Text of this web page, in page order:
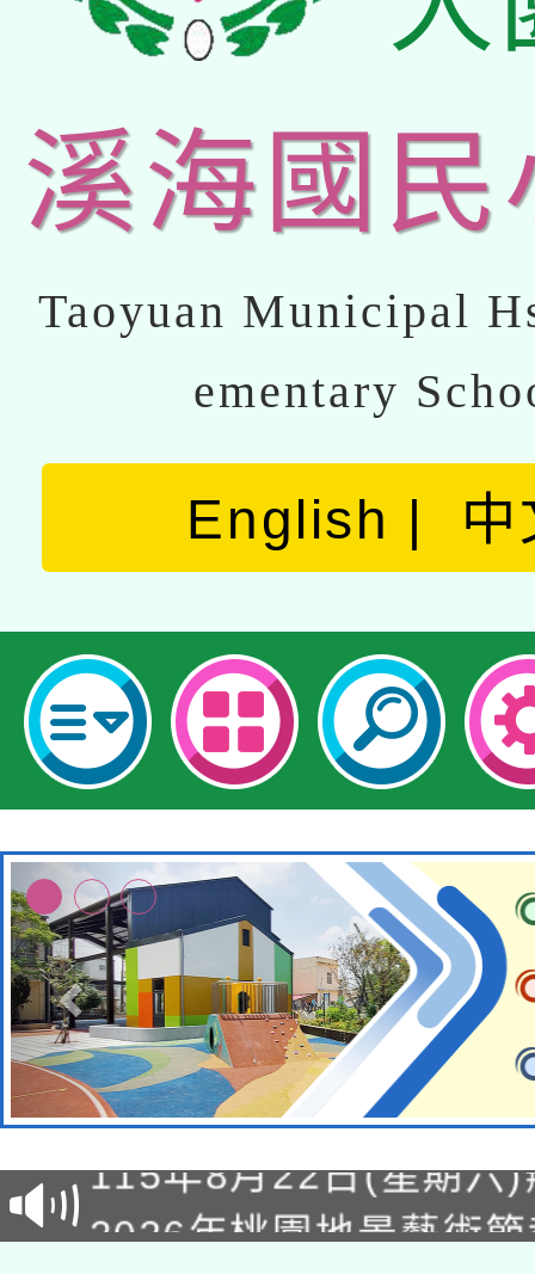
溪海國民
Taoyuan Municipal
ementary
English 中
轉知經濟部水利署委託
業技術研究院辦理「
用水績優單位及節水達
桃園市孔廟祈福系列
2026年桃園地景藝術